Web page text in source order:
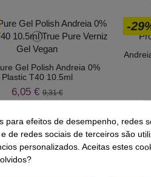
Gel Polish Andreia 0%
Plastic T40 10.5ml
6,05 €9,31 €
-
para efeitos de desempenho, redes
de redes sociais de terceiros são
personalizados. Aceitas estes